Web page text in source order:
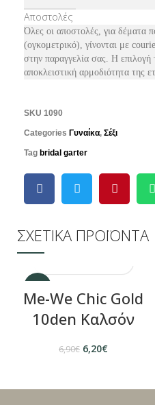
Αποστολές
Όλες οι αποστολές, για δέματα
(ογκομετρικό), γίνονται με
στην παραγγελία σας. Η επιλογή
αποκλειστική αρμοδιότητα της
SKU 1090
Categories Γυναίκα, Σέξι
Tag bridal garter
ΣΧΕΤΙΚΑ ΠΡΟΪΟΝΤΑ
Me-We Chic Gold
10den Καλσόν
6,90€ 6,20€